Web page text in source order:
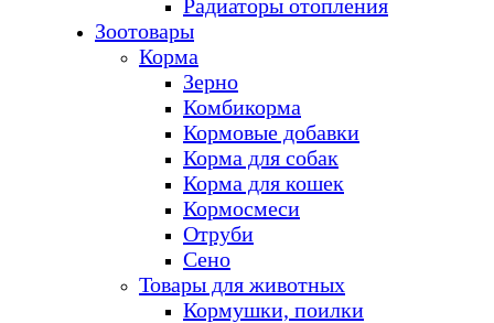
Радиаторы отопления
Зоотовары
Корма
Зерно
Комбикорма
Кормовые добавки
Корма для собак
Корма для кошек
Кормосмеси
Отруби
Сено
Товары для животных
Кормушки, поилки